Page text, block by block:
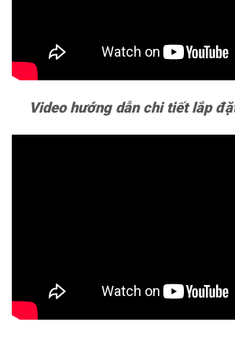
Video hướng dẫn chi tiết lắp